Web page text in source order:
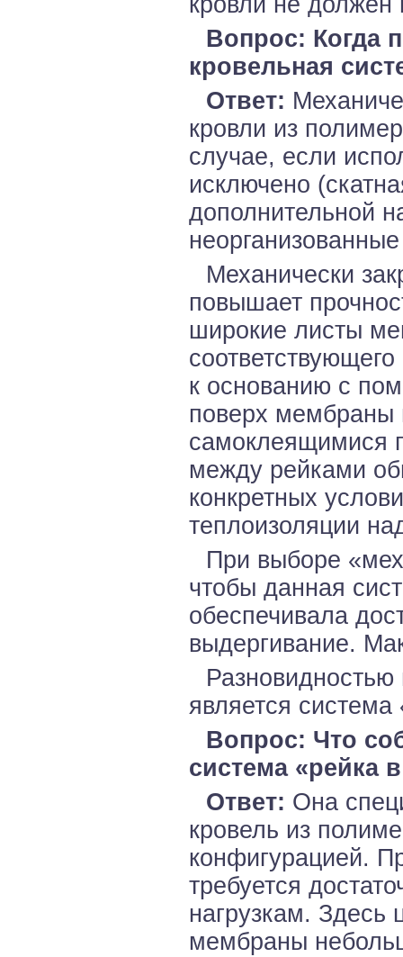
Вопрос: Когда
кровельная
Ответ:
кровли из
случае, если
исключено
дополнительной
Механически
повышает
широкие листы
к основанию с
поверх мембраны
самоклеящимися
между рейками
конкретных
теплоизоляции
При выборе
чтобы данная
обеспечивала
выдергивание.
является
Вопрос: Что
система «рейка
Ответ: Она
кровель из
конфигурацией.
требуется
нагрузкам. Здесь
мембраны